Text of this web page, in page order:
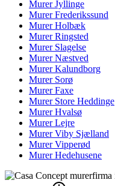
MurerJyllinge
MurerFrederikssund
MurerHolbæk
MurerRingsted
Murer Slagelse
MurerNæstved
MurerKalundborg
Murer Sorø
MurerFaxe
Murer Store Heddinge
MurerHvalsø
MurerLejre
MurerViby Sjælland
MurerVipperød
MurerHedehusene